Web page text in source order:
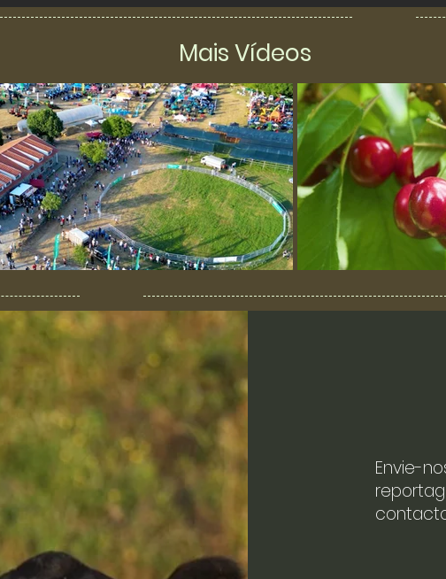
Mais Vídeos
Envie-